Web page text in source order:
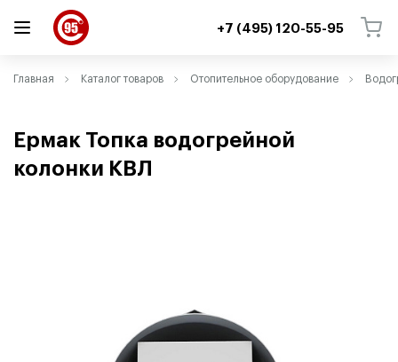
+7 (495) 120-55-95
Главная Каталог товаров Отопительное оборудование
Ермак Топка водогрейной
колонки КВЛ
ВЕРНУТЬСЯ
ВЕРНУТЬСЯ